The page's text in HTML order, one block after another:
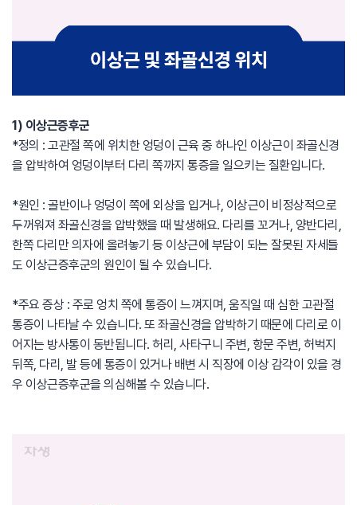
1) 이상근증후군
*정의 : 고관절 쪽에 위치한 엉덩이 근육 중 하나인 이상근이 좌골신경
을 압박하여 엉덩이부터 다리 쪽까지 통증을 일으키는 질환입니다.
*원인 : 골반이나 엉덩이 쪽에 외상을 입거나, 이상근이 비정상적으로
두꺼워져 좌골신경을 압박했을 때 발생해요. 다리를 꼬거나, 양반다리,
한쪽 다리만 의자에 올려놓기 등 이상근에 부담이 되는 잘못된 자세들
도 이상근증후군의 원인이 될 수 있습니다.
*주요 증상 : 주로 엉치 쪽에 통증이 느껴지며, 움직일 때 심한 고관절
통증이 나타날 수 있습니다. 또 좌골신경을 압박하기 때문에 다리로 이
어지는 방사통이 동반됩니다. 허리, 사타구니 주변, 항문 주변, 허벅지
뒤쪽, 다리, 발 등에 통증이 있거나 배변 시 직장에 이상 감각이 있을 경
우 이상근증후군을 의심해볼 수 있습니다.